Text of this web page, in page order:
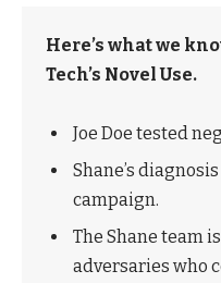
Here’s what we
Tech’s Novel Use.
Joe Doe tested
Shane’s
campaign.
The Shane team
adversaries who